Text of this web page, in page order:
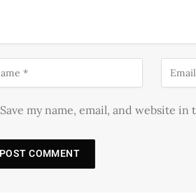
Save my name, email, and website